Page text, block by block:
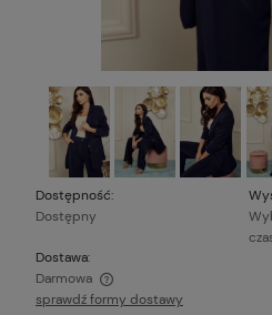
Dostępność:
Dostępny
Dostawa:
Darmowa
Cena nie zawiera ewentualnych
sprawdź formy dostawy